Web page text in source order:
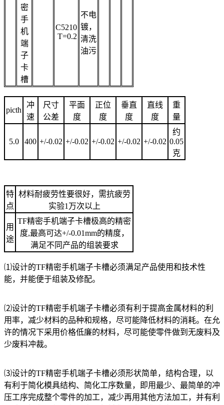
密
手
机
端
子
卡
槽
C5210
T=0.2
不电
镀，
清洗
油污
picth
冲
速
尺寸
公差
平面
度
正位
度
垂直
度
直线
度
重
量
5.0 400 +/-0.02 +/-0.02 +/-0.02 +/-0.02 +/-0.02
约
0.05
克
特
点
材料耐疲劳性要很好，需抗疲劳
实验1万次以上
用
途
TF精密手机端子卡槽极高的精密
度,最高可达+/-0.01mm的精度，
满足不同产品的组装要求
⑴设计的TF精密手机端子卡槽必须满足产品使用和技术性
能，并能便于组装及修配。
⑵设计的TF精密手机端子卡槽必须有利于提高金属材料的利
用率，减少材料的品种和规格，尽可能降低材料的消耗。在允
许的情况下采用价格低廉的材料，尽可能使零件做到无废料及
少废料冲裁。
⑶设计的TF精密手机端子卡槽必须形状简单，结构合理，以
有利于简化模具结构、简化工序数量，即用最少、最简单的冲
压工序完成整个零件的加工，减少再用其他方法加工，并有利